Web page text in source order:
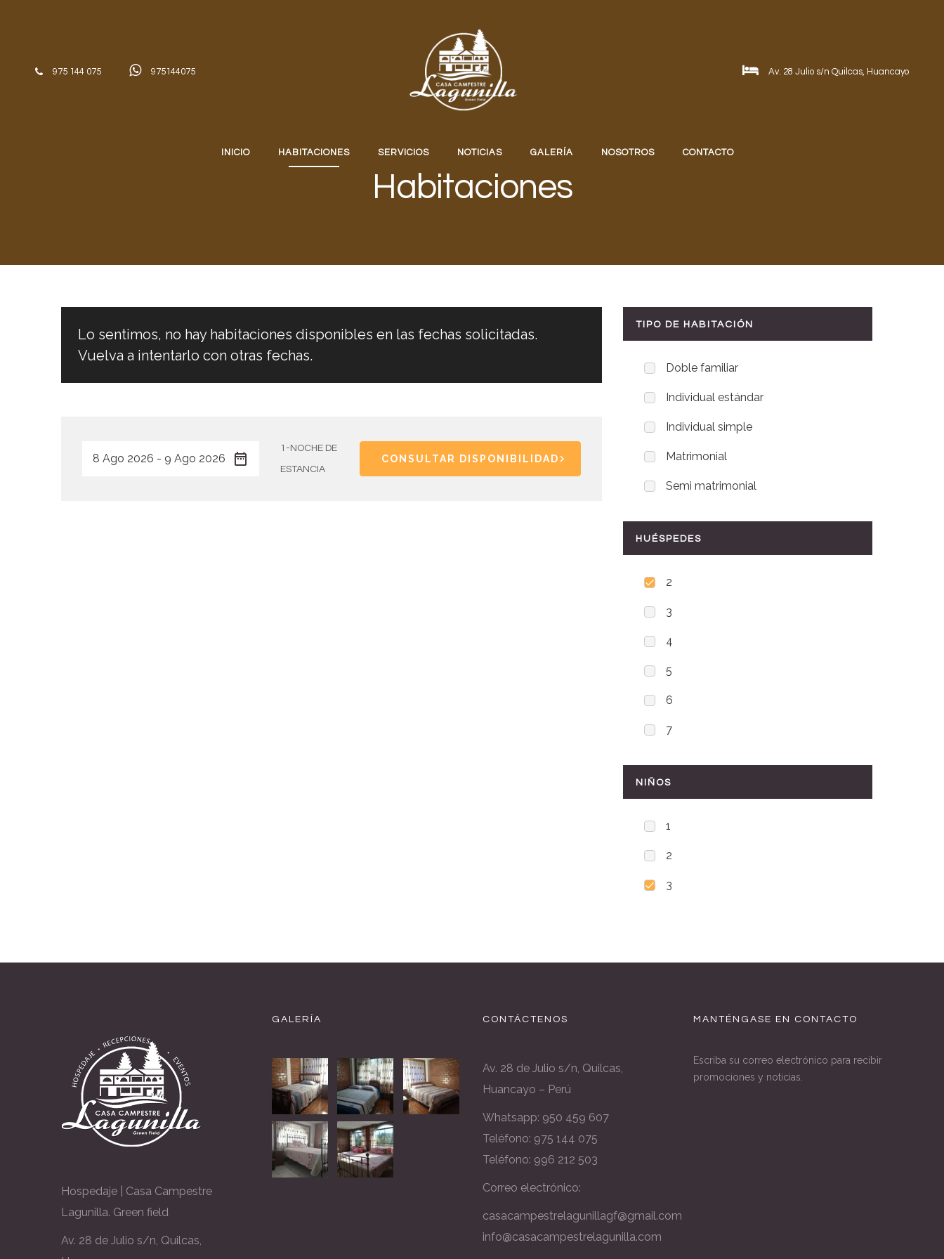
975 144 075 975144075 Av. 28 Julio s/n Quilcas, Huancayo
INICIO HABITACIONES SERVICIOS NOTICIAS GALERÍA NOSOTROS CONTACTO
Habitaciones
Lo sentimos, no hay habitaciones disponibles en las fechas solicitadas.
Vuelva a intentarlo con otras fechas.
1-NOCHE DE
ESTANCIA
CONSULTAR DISPONIBILIDAD
TIPO DE HABITACIÓN
Doble familiar
Individual estándar
Individual simple
Matrimonial
Semi matrimonial
HUÉSPEDES
2
3
4
5
6
7
NIÑOS
1
2
3
Hospedaje | Casa Campestre
Lagunilla. Green field
Av. 28 de Julio s/n, Quilcas,
GALERÍA CONTÁCTENOS
Av. 28 de Julio s/n, Quilcas,
Huancayo – Perú
Whatsapp: 950 459 607
Teléfono: 975 144 075
Teléfono: 996 212 503
Correo electrónico:
casacampestrelagunillagf@gmail.com
info@casacampestrelagunilla.com
MANTÉNGASE EN CONTACTO
Escriba su correo electrónico para recibir
promociones y noticias.